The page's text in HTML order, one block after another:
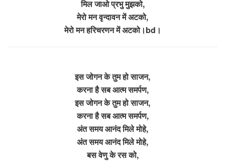
मिल जाओ प्रभु मुझको,
मेरो मन वृन्दावन में अटको,
मेरो मन हरिचरणन में अटको।bd।
इस जोगन के तुम हो साजन,
करना है सब आत्म समर्पण,
इस जोगन के तुम हो साजन,
करना है सब आत्म समर्पण,
अंत समय आनंद मिले मोहे,
अंत समय आनंद मिले मोहे,
बस वेणु के रस को,